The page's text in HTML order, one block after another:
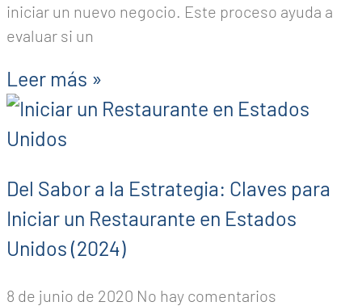
iniciar un nuevo negocio. Este proceso ayuda a
evaluar si un
Leer más »
Del Sabor a la Estrategia: Claves para
Iniciar un Restaurante en Estados
Unidos (2024)
8 de junio de 2020 No hay comentarios